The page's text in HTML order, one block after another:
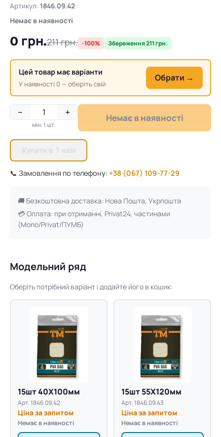
Артикул: 1846.09.42
Немає в наявності
0 грн.211 грн. -100% Збереження 211 грн.
Цей товар має варіанти
У наявності 0 — оберіть свій
Обрати →
− +
мін. 1 шт.
Немає в наявності
📞 Замовлення по телефону: +38 (067) 109-77-29
🚚 Безкоштовна доставка: Нова Пошта, Укрпошта
💳 Оплата: при отриманні, Privat24, частинами
(Mono/Privat/ПУМБ)
Модельний ряд
Оберіть потрібний варіант і додайте його в кошик:
15шт 40X100мм
Арт. 1846.09.42
Ціна за запитом
Немає в наявності
15шт 55X120мм
Арт. 1846.09.43
Ціна за запитом
Немає в наявності